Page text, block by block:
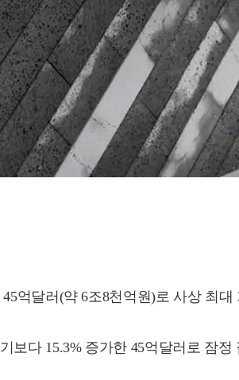
억달러(약 6조8천억원)로 사상 최대
다 15.3% 증가한 45억달러로 잠정